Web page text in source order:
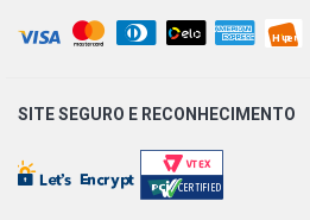
SITE SEGURO E RECONHECIMENTO